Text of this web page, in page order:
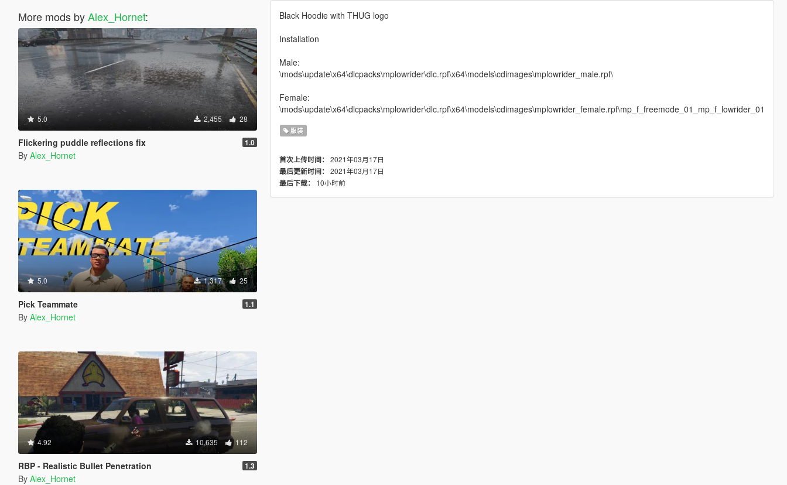
More mods byAlex_Hornet:
5.0 2,455 28
Flickering puddle reflections fix 1.0
By Alex_Hornet
5.0 1,317 25
Pick Teammate 1.1
By Alex_Hornet
4.92 10,635 112
RBP - Realistic Bullet Penetration 1.3
By Alex_Hornet
Black Hoodie with THUG logo
Installation
Male:
\mods\update\x64\dlcpacks\mplowrider\dlc.rpf\x64\models\cdimages\mplowrider_male.rpf\
Female:
\mods\update\x64\dlcpacks\mplowrider\dlc.rpf\x64\models\cdimages\mplowrider_female.rpf\mp_f_freemode_01_mp_f_lowrider_01
服装
首次上传时间： 2021年03月17日
最后更新时间： 2021年03月17日
最后下载：
10小时前